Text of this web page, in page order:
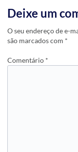
Deixe um
O seu endereço de e-
são marcados com *
Comentário *